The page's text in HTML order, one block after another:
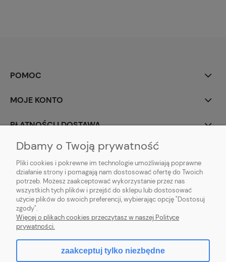
POMOC
MOJE KONTO
PŁATNOŚCI I DOSTAWA
INFORMACJE
O NAS
Sklep rolno-ogrodniczy - DAM-SAD | Nowy Miedzechów 12A, 05-604
Jasieniec woj. mazowieckiew | Email: sklep@dam-sad.pl Tel: 518 419 813 |
Dbamy o Twoją prywatność
Pliki cookies i pokrewne im technologie umożliwiają poprawne
działanie strony i pomagają nam dostosować ofertę do Twoich
potrzeb. Możesz zaakceptować wykorzystanie przez nas
wszystkich tych plików i przejść do sklepu lub dostosować
użycie plików do swoich preferencji, wybierając opcję "Dostosuj
zgody".
Więcej o plikach cookies przeczytasz w naszej Polityce
prywatności.
zaakceptuj tylko niezbędne